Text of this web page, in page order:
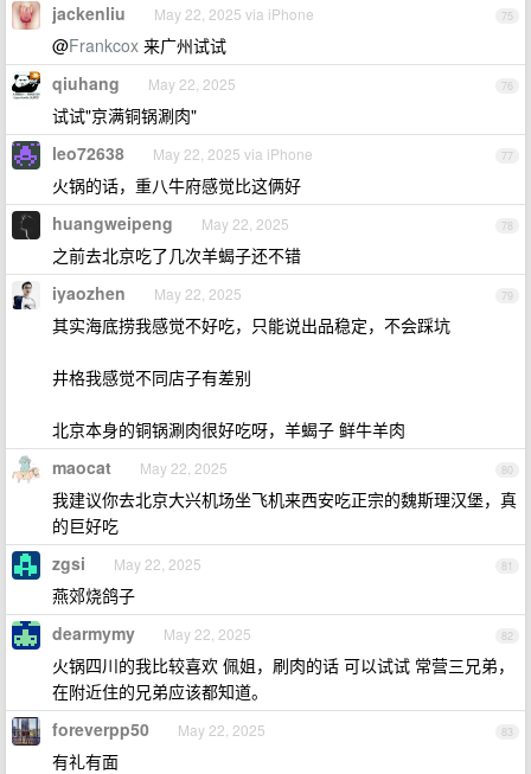
75
jackenliu May 22, 2025 via iPhone
@Frankcox 来广州试试
76
qiuhang May 22, 2025
试试"京满铜锅涮肉"
77
leo72638 May 22, 2025 via iPhone
火锅的话，重八牛府感觉比这俩好
78
huangweipeng May 22, 2025
之前去北京吃了几次羊蝎子还不错
79
iyaozhen May 22, 2025
其实海底捞我感觉不好吃，只能说出品稳定，不会踩坑
井格我感觉不同店子有差别
北京本身的铜锅涮肉很好吃呀，羊蝎子 鲜牛羊肉
80
maocat May 22, 2025
我建议你去北京大兴机场坐飞机来西安吃正宗的魏斯理汉堡，真
的巨好吃
81
zgsi May 22, 2025
燕郊烧鸽子
82
dearmymy May 22, 2025
火锅四川的我比较喜欢 佩姐，刷肉的话 可以试试 常营三兄弟，
在附近住的兄弟应该都知道。
83
foreverpp50 May 22, 2025
有礼有面